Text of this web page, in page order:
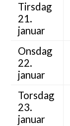
Tirsdag
21.
januar
Onsdag
22.
januar
Torsdag
23.
januar